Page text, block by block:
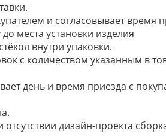
и согласовывает время
места установки изделия
внутри упаковки.
с количеством указанным в
день и время приезда с
дизайн-проекта